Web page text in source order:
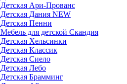
Детская Ари-Прованс
Детская Дания NEW
Детская Пенни
Мебель для детской Скандия
Детская Хельсинки
Детская Классик
Детская Сиело
Детская Лебо
Детская Брамминг